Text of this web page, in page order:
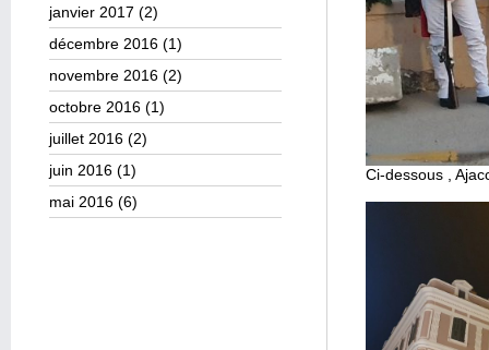
janvier 2017 (2)
décembre 2016 (1)
novembre 2016 (2)
octobre 2016 (1)
juillet 2016 (2)
juin 2016 (1)
mai 2016 (6)
Ci-dessous ,